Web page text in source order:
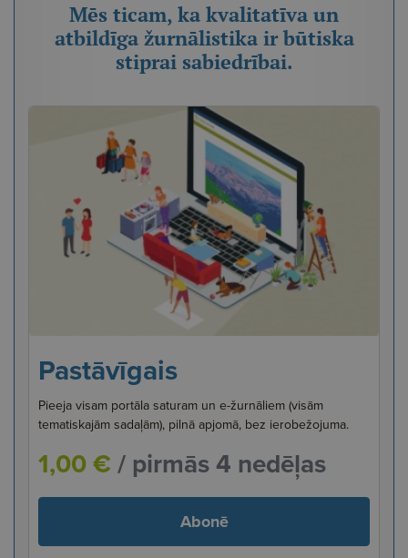
Mēs ticam, ka kvalitatīva un
atbildīga žurnālistika ir būtiska
stiprai sabiedrībai.
Pastāvīgais
Pieeja visam portāla saturam un e-žurnāliem (visām
tematiskajām sadaļām), pilnā apjomā, bez ierobežojuma.
1,00 €/ pirmās 4 nedēļas
Abonē